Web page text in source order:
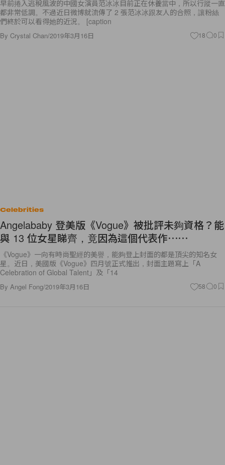
早前捲入逃稅風波的中國女演員范冰冰目前正在休養當中，所以行蹤一直
都非常低調。不過近日微博就流傳了 2 張范冰冰跟友人的合照，讓粉絲
們終於可以看得她的近況。 [caption
By Crystal Chan/2019年3月16日 18 0
Celebrities
Angelababy 登美版《Vogue》被批評未夠資格？能
與 13 位女星睇齊，竟因為這個代表作⋯⋯
《Vogue》一向有時尚聖經的美譽，能夠登上封面的都是頂尖的知名女
星。近日，美國版《Vogue》四月號正式推出，封面主題寫上「A
Celebration of Global Talent」及「14
By Angel Fong/2019年3月16日 58 0